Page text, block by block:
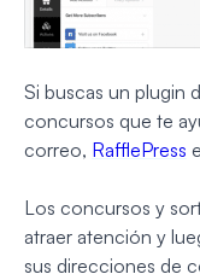
Si buscas un plugin
concursos que te
correo, RafflePress
Los concursos y
atraer atención y
sus direcciones de